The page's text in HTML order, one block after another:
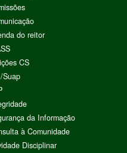
do reitor
CS
Suap
da Informação
à Comunidade
Disciplinar